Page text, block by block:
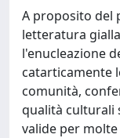
A proposito del
letteratura
l'enucleazione
catarticamente
comunità,
qualità culturali
valide per